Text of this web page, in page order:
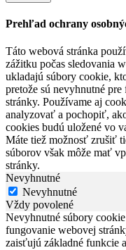
Prehľad ochrany
Táto webová stránka
zážitku počas sledovania
ukladajú súbory cookie,
pretože sú nevyhnutné
stránky. Používame aj
analyzovať a pochopiť,
cookies budú uložené vo
Máte tiež možnosť zrušiť
súborov však môže mať
stránky.
Nevyhnutné
Nevyhnutné
Vždy povolené
Nevyhnutné súbory
fungovanie webovej
zaisťujú základné funkcie